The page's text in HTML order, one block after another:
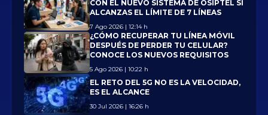
CON EL NUEVO SISTEMA DE OSIPTEL SI
ALCANZAS EL LÍMITE DE 7 LÍNEAS
7 Ago 2026 | 12:14 h
¿CÓMO RECUPERAR TU LÍNEA MÓVIL
DESPUÉS DE PERDER TU CELULAR?
CONOCE LOS NUEVOS REQUISITOS
5 Ago 2026 | 10:22 h
EL RETO DEL 5G NO ES LA VELOCIDAD,
ES EL ALCANCE
30 Jul 2026 | 16:26 h